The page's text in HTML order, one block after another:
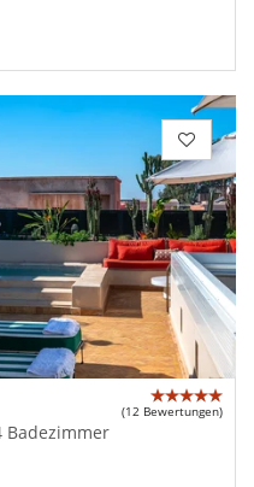
(12 Bewertungen)
Badezimmer